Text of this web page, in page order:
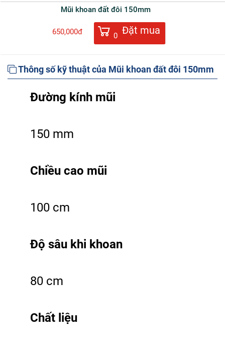
Mũi khoan đất đôi 150mm
650,000đ 0 Đặt mua
Thông số kỹ thuật của Mũi khoan đất đôi 150mm
Đường kính mũi
150 mm
Chiều cao mũi
100 cm
Độ sâu khi khoan
80 cm
Chất liệu